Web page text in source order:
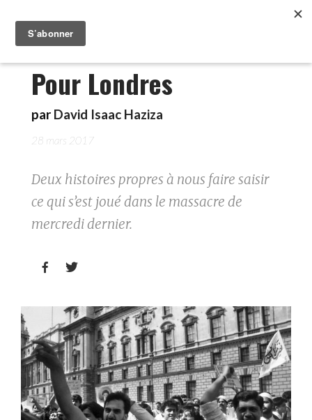
Pour Londres
par David Isaac Haziza
28 mars 2017
Deux histoires propres à nous faire saisir
ce qui s’est joué dans le massacre de
mercredi dernier.
 